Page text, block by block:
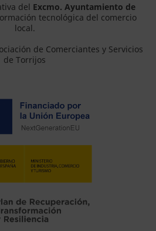
del Excmo. Ayuntamiento de
tecnológica del comercio
local.
de Comerciantes y Servicios
de Torrijos